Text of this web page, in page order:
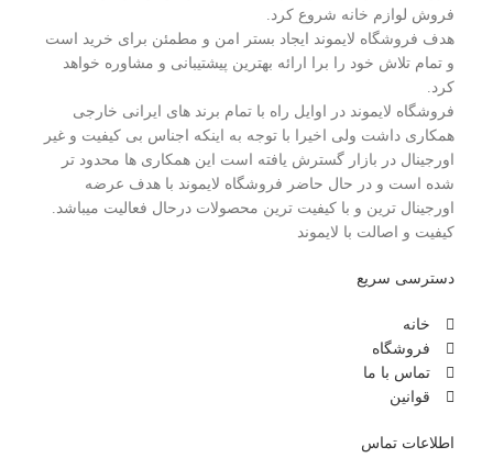
فروش لوازم خانه شروع کرد.
هدف فروشگاه لایموند ایجاد بستر امن و مطمئن برای خرید است
و تمام تلاش خود را برا ارائه بهترین پیشتیبانی و مشاوره خواهد
کرد.
فروشگاه لایموند در اوایل راه با تمام برند های ایرانی خارجی
همکاری داشت ولی اخیرا با توجه به اینکه اجناس بی کیفیت و غیر
اورجینال در بازار گسترش یافته است این همکاری ها محدود تر
شده است و در حال حاضر فروشگاه لایموند با هدف عرضه
اورجینال ترین و با کیفیت ترین محصولات درحال فعالیت میباشد.
کیفیت و اصالت با لایموند
دسترسی سریع
خانه
فروشگاه
تماس با ما
قوانین
اطلاعات تماس